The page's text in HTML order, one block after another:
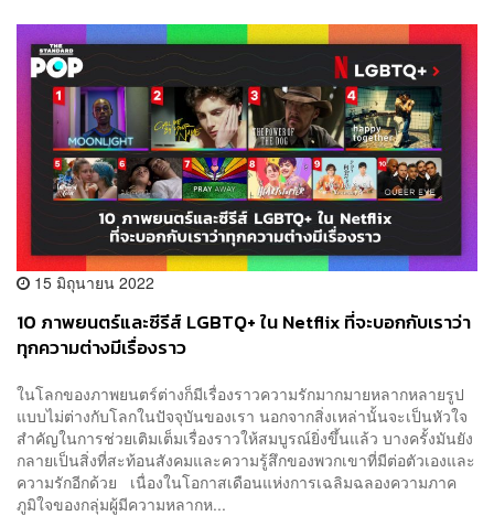
15 มิถุนายน 2022
10 ภาพยนตร์และซีรีส์ LGBTQ+ ใน Netflix ที่จะบอกกับเราว่า
ทุกความต่างมีเรื่องราว
ในโลกของภาพยนตร์ต่างก็มีเรื่องราวความรักมากมายหลากหลายรูป
แบบไม่ต่างกับโลกในปัจจุบันของเรา นอกจากสิ่งเหล่านั้นจะเป็นหัวใจ
สำคัญในการช่วยเติมเต็มเรื่องราวให้สมบูรณ์ยิ่งขึ้นแล้ว บางครั้งมันยัง
กลายเป็นสิ่งที่สะท้อนสังคมและความรู้สึกของพวกเขาที่มีต่อตัวเองและ
ความรักอีกด้วย เนื่องในโอกาสเดือนแห่งการเฉลิมฉลองความภาค
ภูมิใจของกลุ่มผู้มีความหลากห...